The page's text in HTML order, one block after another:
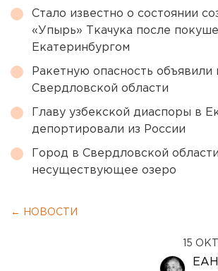
Стало известно о состоянии
«Упырь» Ткачука после
Екатеринбургом
Ракетную опасность объявили
Свердловской области
Главу узбекской диаспоры в
депортировали из России
Город в Свердловской
несуществующее озеро
← НОВОСТИ
15